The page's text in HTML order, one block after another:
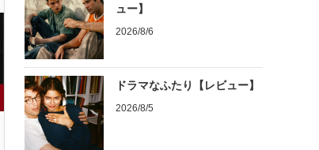
ュー】
2026/8/6
ドラマなふたり【レビュー】
2026/8/5